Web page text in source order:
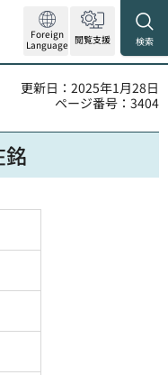
Foreign
Language 閲覧支援 検索
更新日：2025年1月28日
ページ番号：3404